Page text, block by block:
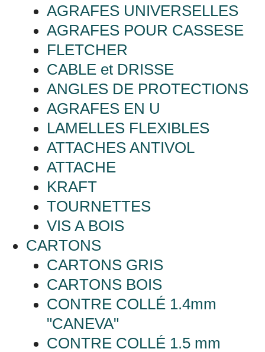
AGRAFES UNIVERSELLES
AGRAFES POUR CASSESE
FLETCHER
CABLE et DRISSE
ANGLES DE PROTECTIONS
AGRAFES EN U
LAMELLES FLEXIBLES
ATTACHES ANTIVOL
ATTACHE
KRAFT
TOURNETTES
VIS A BOIS
CARTONS
CARTONS GRIS
CARTONS BOIS
CONTRE COLLÉ 1.4mm
"CANEVA"
CONTRE COLLÉ 1.5 mm